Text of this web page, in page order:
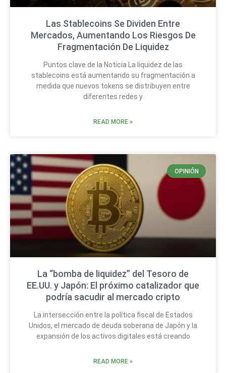
Las Stablecoins Se Dividen Entre
Mercados, Aumentando Los Riesgos De
Fragmentación De Liquidez
Puntos clave de la Noticia La liquidez de las
stablecoins está aumentando su fragmentación a
medida que nuevos tokens se distribuyen entre
diferentes redes y
READ MORE »
OPINIÓN
La “bomba de liquidez” del Tesoro de
EE.UU. y Japón: El próximo catalizador que
podría sacudir al mercado cripto
La intersección entre la política fiscal de Estados
Unidos, el mercado de deuda soberana de Japón y la
expansión de los activos digitales está creando
READ MORE »